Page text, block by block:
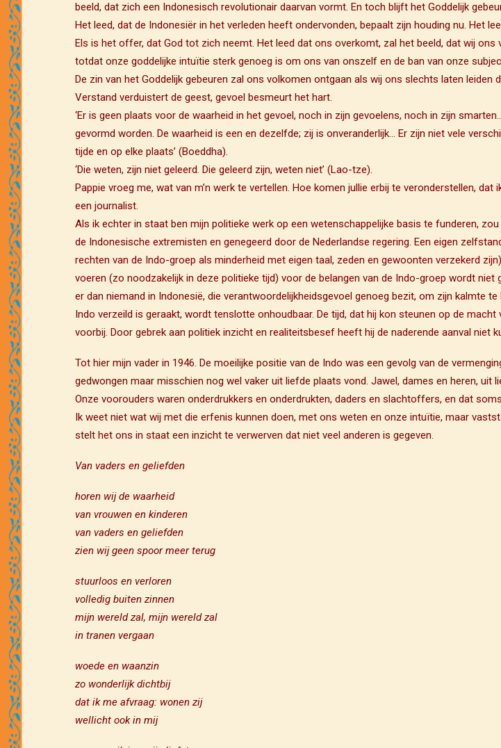
beeld, dat zich een Indonesisch revolutionair daarvan vormt. En toch blijft het Goddelijk
Het leed, dat de Indonesiër in het verleden heeft ondervonden, bepaalt zijn houding nu. Het
Els is het offer, dat God tot zich neemt. Het leed dat ons overkomt, zal het beeld, dat wij ons
totdat onze goddelijke intuïtie sterk genoeg is om ons van onszelf en de ban van onze
De zin van het Goddelijk gebeuren zal ons volkomen ontgaan als wij ons slechts laten leiden
Verstand verduistert de geest, gevoel besmeurt het hart.
‘Er is geen plaats voor de waarheid in het gevoel, noch in zijn gevoelens, noch in zijn
gevormd worden. De waarheid is een en dezelfde; zij is onveranderlijk… Er zijn niet vele
tijde en op elke plaats’ (Boeddha).
‘Die weten, zijn niet geleerd. Die geleerd zijn, weten niet’ (Lao-tze).
Pappie vroeg me, wat van m’n werk te vertellen. Hoe komen jullie erbij te veronderstellen,
een journalist.
Als ik echter in staat ben mijn politieke werk op een wetenschappelijke basis te funderen,
de Indonesische extremisten en genegeerd door de Nederlandse regering. Een eigen
rechten van de Indo-groep als minderheid met eigen taal, zeden en gewoonten verzekerd
voeren (zo noodzakelijk in deze politieke tijd) voor de belangen van de Indo-groep wordt
er dan niemand in Indonesië, die verantwoordelijkheidsgevoel genoeg bezit, om zijn kalmte
Indo verzeild is geraakt, wordt tenslotte onhoudbaar. De tijd, dat hij kon steunen op de
voorbij. Door gebrek aan politiek inzicht en realiteitsbesef heeft hij de naderende aanval niet
Tot hier mijn vader in 1946. De moeilijke positie van de Indo was een gevolg van de
gedwongen maar misschien nog wel vaker uit liefde plaats vond. Jawel, dames en heren, uit
Onze voorouders waren onderdrukkers en onderdrukten, daders en slachtoffers, en dat
Ik weet niet wat wij met die erfenis kunnen doen, met ons weten en onze intuïtie, maar
stelt het ons in staat een inzicht te verwerven dat niet veel anderen is gegeven.
Van vaders en geliefden
horen wij de waarheid
van vrouwen en kinderen
van vaders en geliefden
zien wij geen spoor meer terug
stuurloos en verloren
volledig buiten zinnen
mijn wereld zal, mijn wereld zal
in tranen vergaan
woede en waanzin
zo wonderlijk dichtbij
dat ik me afvraag: wonen zij
wellicht ook in mij